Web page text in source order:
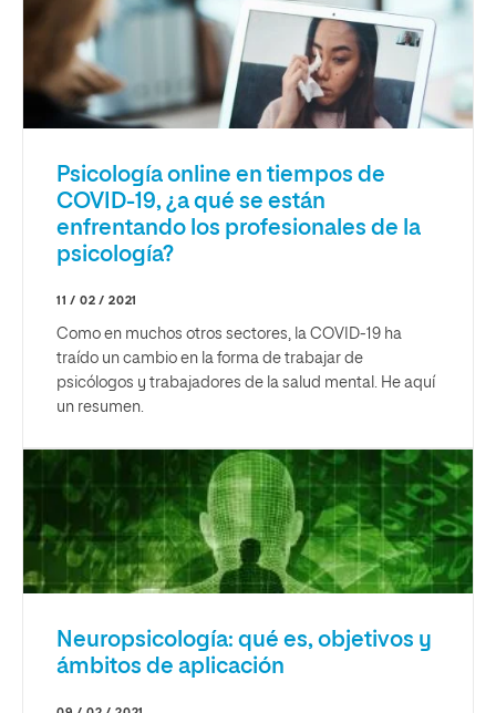
Psicología online en tiempos de
COVID-19, ¿a qué se están
enfrentando los profesionales de la
psicología?
11 / 02 / 2021
Como en muchos otros sectores, la COVID-19 ha
traído un cambio en la forma de trabajar de
psicólogos y trabajadores de la salud mental. He aquí
un resumen.
Neuropsicología: qué es, objetivos y
ámbitos de aplicación